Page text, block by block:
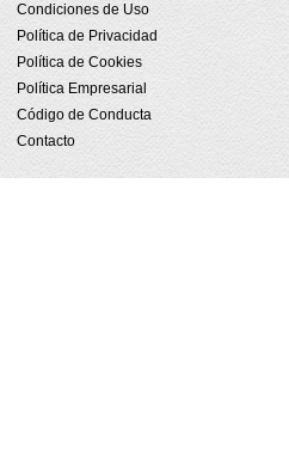
Condiciones de Uso
Política de Privacidad
Política de Cookies
Política Empresarial
Código de Conducta
Contacto